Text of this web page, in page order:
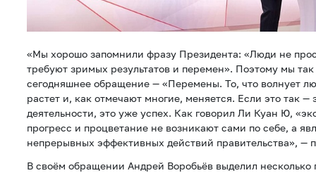
«Мы хорошо запомнили фразу Президента: «Люди не
требуют зримых результатов и перемен». Поэтому мы
сегодняшнее обращение — «Перемены. То, что волнует
растет и, как отмечают многие, меняется. Если это так —
деятельности, это уже успех. Как говорил Ли Куан Ю,
прогресс и процветание не возникают сами по себе, а
непрерывных эффективных действий правительства», —
В своём обращении Андрей Воробьёв выделил несколько